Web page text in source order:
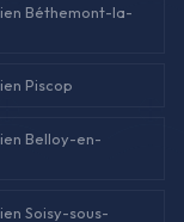
Béthemont-la-
Piscop
Belloy-en-
Soisy-sous-